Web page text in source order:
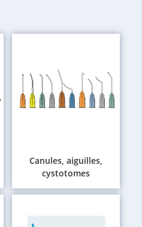
Canules, aiguilles,
cystotomes